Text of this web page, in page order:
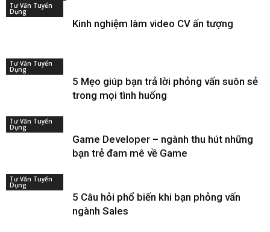
Tư Vấn Tuyển
Dụng
Kinh nghiệm làm video CV ấn tượng
Tư Vấn Tuyển
Dụng
5 Mẹo giúp bạn trả lời phỏng vấn suôn sẻ
trong mọi tình huống
Tư Vấn Tuyển
Dụng
Game Developer – ngành thu hút những
bạn trẻ đam mê về Game
Tư Vấn Tuyển
Dụng
5 Câu hỏi phổ biến khi bạn phỏng vấn
ngành Sales